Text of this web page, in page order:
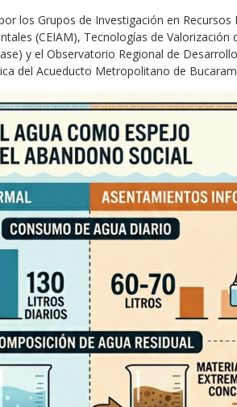
los Grupos de Investigación en
(CEIAM), Tecnologías de
y el Observatorio Regional de
del Acueducto Metropolitano de